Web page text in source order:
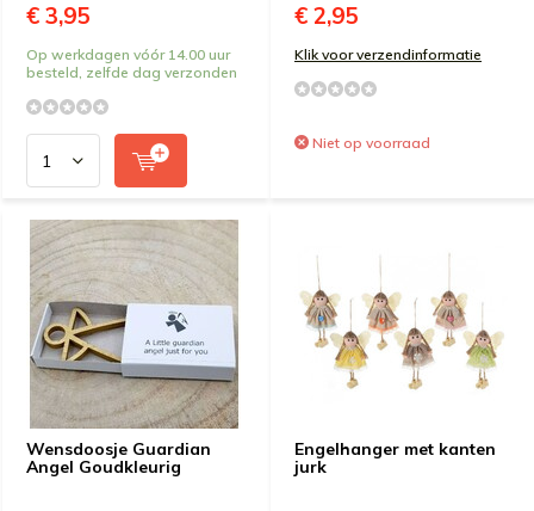
€ 3,95
Op werkdagen vóór 14.00 uur
besteld, zelfde dag verzonden
€ 2,95
Klik voor verzendinformatie
Niet op voorraad
Wensdoosje Guardian
Angel Goudkleurig
Engelhanger met kanten
jurk